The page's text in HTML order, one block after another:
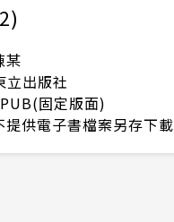
某
立出版社
固定版面)
提供電子書檔案另存下載